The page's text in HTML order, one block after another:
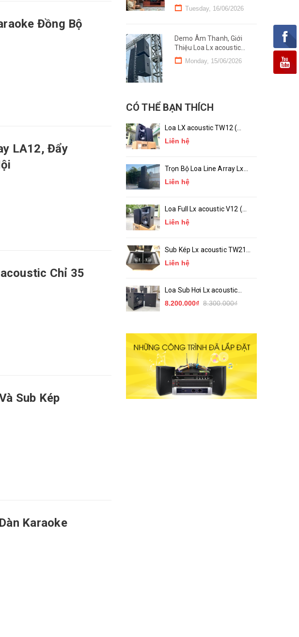
Đồng Bộ
LA12, Đẩy
Chỉ 35
Sub Kép
Karaoke
Đồng Bộ Lx acoustic
Tuesday, 16/06/2026
Demo Âm Thanh, Giới
Thiệu Loa Lx acoustic
VT122 tại Cẩm Khê, Phú
Thọ
Monday, 15/06/2026
CÓ THỂ BẠN THÍCH
Loa LX acoustic TW12 (
Bass 30 ) Chính Hãng
Liên hệ
Trọn Bộ Loa Line Array Lx
acoustic LA-10, LA-18 (
chính hãng )
Liên hệ
Loa Full Lx acoustic V12 (
bass 30 ) Chính Hãng
Liên hệ
Sub Kép Lx acoustic TW218
( Sub Hầm 2 Bass 50 )_
Chính Hãng
Liên hệ
Loa Sub Hơi Lx acoustic
TW15S ( bass 40 )
8.200.000₫ 8.300.000₫